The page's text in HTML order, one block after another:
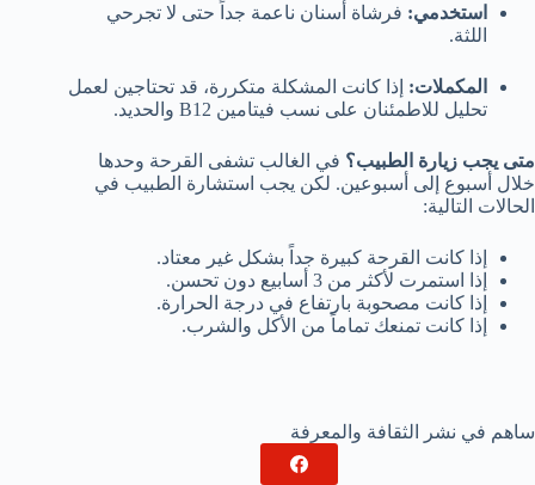
استخدمي: فرشاة أسنان ناعمة جداً حتى لا تجرحي
اللثة.
المكملات: إذا كانت المشكلة متكررة، قد تحتاجين لعمل
تحليل للاطمئنان على نسب فيتامين B12 والحديد.
متى يجب زيارة الطبيب؟ في الغالب تشفى القرحة وحدها
خلال أسبوع إلى أسبوعين. لكن يجب استشارة الطبيب في
الحالات التالية:
إذا كانت القرحة كبيرة جداً بشكل غير معتاد.
إذا استمرت لأكثر من 3 أسابيع دون تحسن.
إذا كانت مصحوبة بارتفاع في درجة الحرارة.
إذا كانت تمنعك تماماً من الأكل والشرب.
ساهم في نشر الثقافة والمعرفة